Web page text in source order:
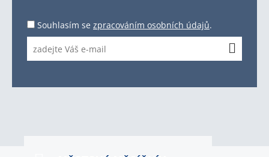
Souhlasím se zpracováním osobních údajů.